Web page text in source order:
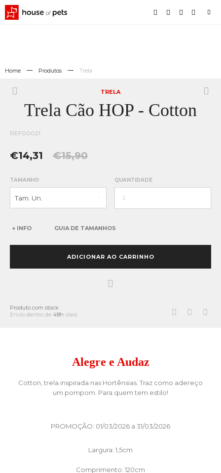
Home Produtos Trela
TRELA
Trela Cão HOP - Cotton
REF00021
€14,31 €15,90
TAMANHO QUANTIDADE
+ INFO GUIA DE TAMANHOS
ADICIONAR AO CARRINHO
Produto com stock
Envio dentro de 48h úteis
Alegre e Audaz
Cotton, trela inspirada nas Hortênsias. Traz como adereço
um pompom. Para quem tem estilo!
PROMOÇÃO: 01/03/2026 a 31/03/2026
Largura: 1,5cm
Comprimento: 120cm